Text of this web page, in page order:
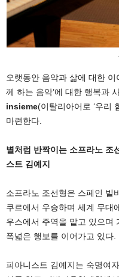
오랫동안 음악과 삶에 대한
께 하는 음악’에 대한 행복과
insieme(이탈리아어로 ‘우리
마련한다.
별처럼 반짝이는 소프라노 조
스트 김예지
소프라노 조선형은 스페인 빌
쿠르에서 우승하며 세계 무대
우스에서 주역을 맡고 있으며
폭넓은 행보를 이어가고 있다.
피아니스트 김예지는 숙명여